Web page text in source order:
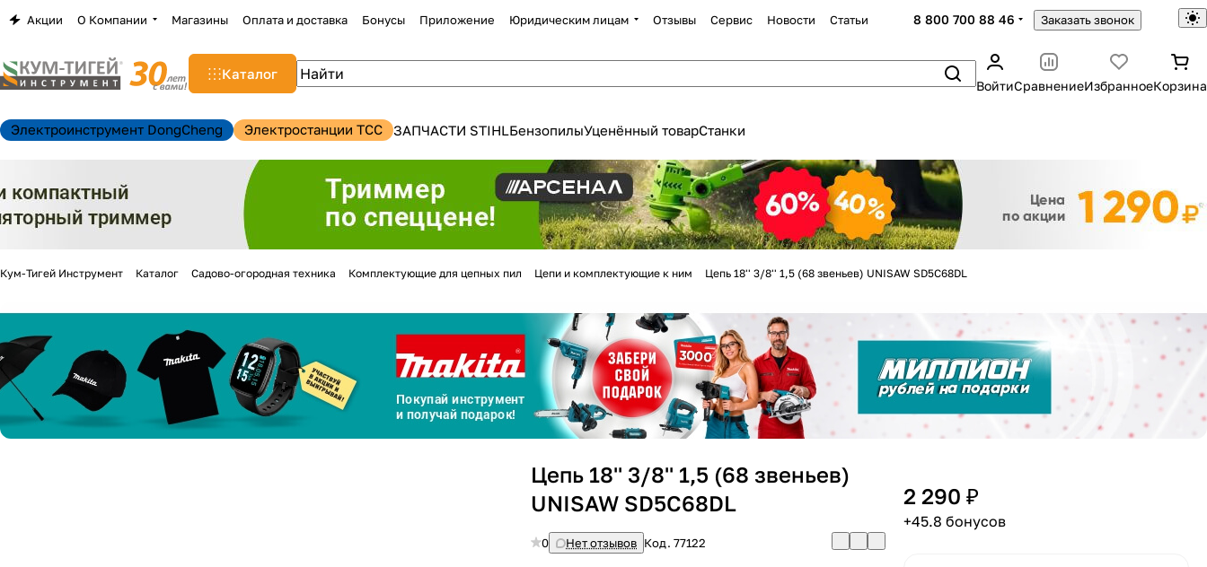
Акции О Компании Магазины Оплата и доставка Бонусы Приложение Юридическим лицам Отзывы Сервис Новости Статьи 8 800 700 88 46 Заказать звонок
Каталог
ВойтиСравнениеИзбранноеКорзина
Электроинструмент DongCheng Электростанции TCC ЗАПЧАСТИ STIHLБензопилыУценённый товарСтанки
Кум-Тигей Инструмент Каталог Садово-огородная техника Комплектующие для цепных пил Цепи и комплектующие к ним Цепь 18'' 3/8'' 1,5 (68 звеньев) UNISAW SD5C68DL
Цепь 18'' 3/8'' 1,5 (68 звеньев)
UNISAW SD5C68DL
0 Нет отзывов Код.77122
2 290 ₽
+45.8 бонусов
Для клиентов всех банков
на частибез переплат
График платежей